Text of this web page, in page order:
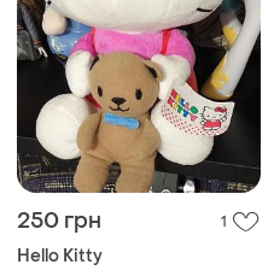
250 грн 1
Hello Kitty